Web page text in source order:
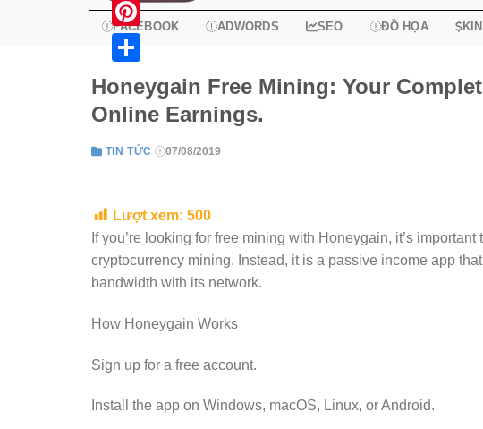
FACEBOOK ADWORDS SEO ĐỒ HỌA
Honeygain Free Mining: Your
Online Earnings.
TIN TỨC 07/08/2019
Lượt xem: 500
If you’re looking for free mining with Honeygain, it’s
cryptocurrency mining. Instead, it is a passive income app
bandwidth with its network.
How Honeygain Works
Sign up for a free account.
Install the app on Windows, macOS, Linux, or Android.
X
Pinterest